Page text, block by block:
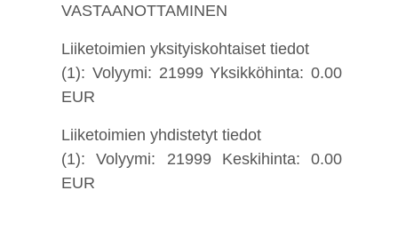
VASTAANOTTAMINEN
Liiketoimien yksityiskohtaiset tiedot
(1): Volyymi: 21999 Yksikköhinta: 0.00
EUR
Liiketoimien yhdistetyt tiedot
(1): Volyymi: 21999 Keskihinta: 0.00
EUR